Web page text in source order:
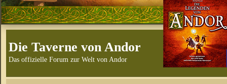
Die Taverne von Andor
Das offizielle Forum zur Welt von Andor